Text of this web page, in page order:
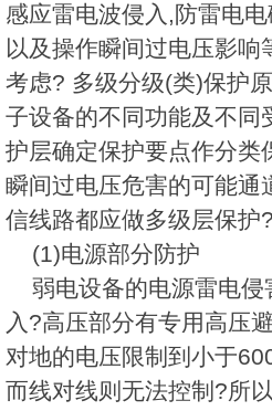
感应雷电波侵入,防雷电
以及操作瞬间过电压影响
考虑? 多级分级(类)保护
子设备的不同功能及不同
护层确定保护要点作分类
瞬间过电压危害的可能通
信线路都应做多级层保护?
(1)电源部分防护
弱电设备的电源雷电侵
入?高压部分有专用高压
对地的电压限制到小于
而线对线则无法控制?所